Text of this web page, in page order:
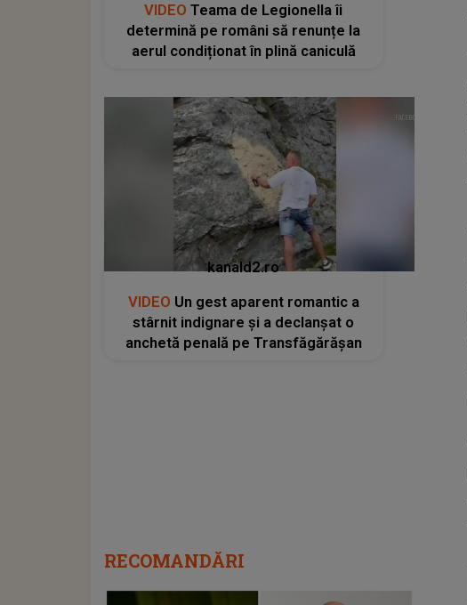
VIDEO Teama de Legionella îi
determină pe români să renunțe la
aerul condiționat în plină caniculă
kanald2.ro
VIDEO Un gest aparent romantic a
stârnit indignare și a declanșat o
anchetă penală pe Transfăgărășan
RECOMANDĂRI